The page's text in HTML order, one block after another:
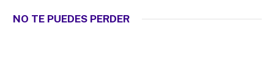
NO TE PUEDES PERDER